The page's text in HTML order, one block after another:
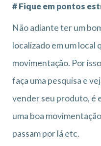
# Fique em pontos
Não adiante ter um
localizado em um local
movimentação. Por
faça uma pesquisa e
vender seu produto, é
uma boa
passam por lá etc.